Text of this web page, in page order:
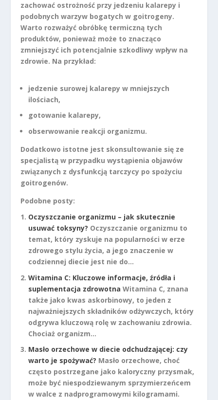
zachować ostrożność przy jedzeniu kalarepy i
podobnych warzyw bogatych w goitrogeny.
Warto rozważyć obróbkę termiczną tych
produktów, ponieważ może to znacząco
zmniejszyć ich potencjalnie szkodliwy wpływ na
zdrowie. Na przykład:
jedzenie surowej kalarepy w mniejszych
ilościach,
gotowanie kalarepy,
obserwowanie reakcji organizmu.
Dodatkowo istotne jest skonsultowanie się ze
specjalistą w przypadku wystąpienia objawów
związanych z dysfunkcją tarczycy po spożyciu
goitrogenów.
Podobne posty:
Oczyszczanie organizmu – jak skutecznie
usuwać toksyny? Oczyszczanie organizmu to
temat, który zyskuje na popularności w erze
zdrowego stylu życia, a jego znaczenie w
codziennej diecie jest nie do...
Witamina C: Kluczowe informacje, źródła i
suplementacja zdrowotna Witamina C, znana
także jako kwas askorbinowy, to jeden z
najważniejszych składników odżywczych, który
odgrywa kluczową rolę w zachowaniu zdrowia.
Chociaż organizm...
Masło orzechowe w diecie odchudzającej: czy
warto je spożywać? Masło orzechowe, choć
często postrzegane jako kaloryczny przysmak,
może być niespodziewanym sprzymierzeńcem
w walce z nadprogramowymi kilogramami.